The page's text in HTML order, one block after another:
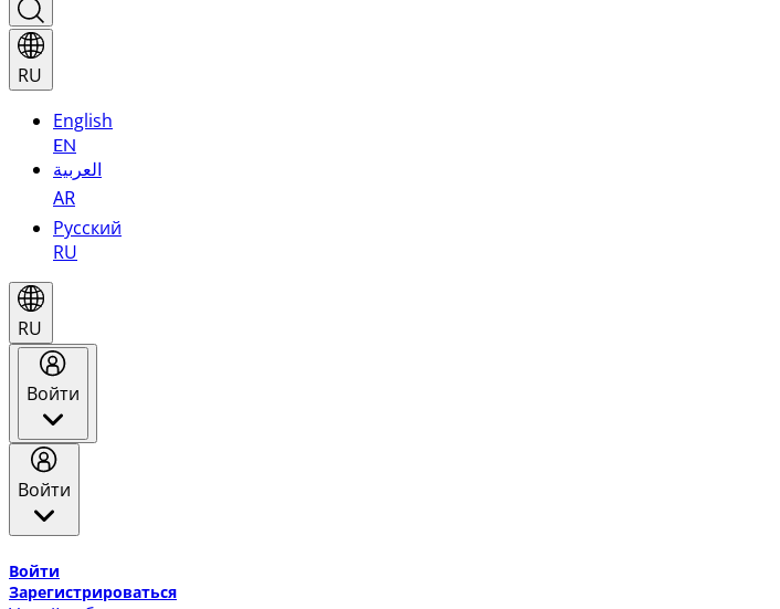
RU
English
EN
العربية
AR
Русский
RU
RU
Войти
Войти
Войти
Зарегистрироваться